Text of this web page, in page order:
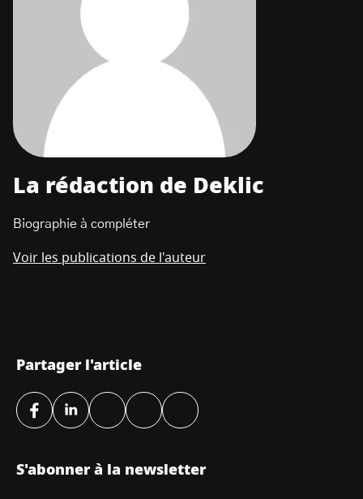
La rédaction de Deklic
Biographie à compléter
Voir les publications de l'auteur
Partager l'article
S'abonner à la newsletter